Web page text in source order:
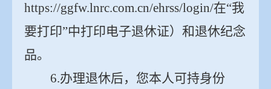
https://ggfw.lnrc.com.cn/ehrss/login/在“我
要打印”中打印电子退休证）和退休纪念
品。
6.办理退休后，您本人可持身份